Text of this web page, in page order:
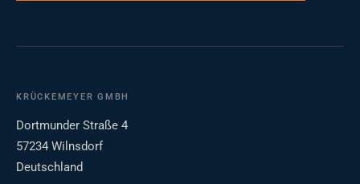
KRÜCKEMEYER GMBH
Dortmunder Straße 4
57234 Wilnsdorf
Deutschland